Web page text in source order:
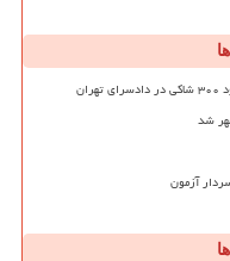
شد
آزمون